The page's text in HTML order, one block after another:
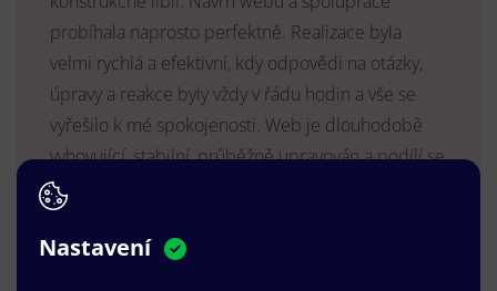
probíhala naprosto perfektně. Realizace byla
velmi rychlá a efektivní, kdy odpovědi na otázky,
úpravy a reakce byly vždy v řádu hodin a vše se
vyřešilo k mé spokojenosti. Web je dlouhodobě
vyhovující, stabilní, průběžně upravován a podílí se
na pozitivním vnímání naší značky.
MUDr. Radek Vyšohlíd
VENART s.r.o.
Nastavení